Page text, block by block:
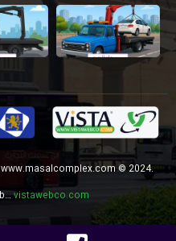
© 2024.
vistawebco.com